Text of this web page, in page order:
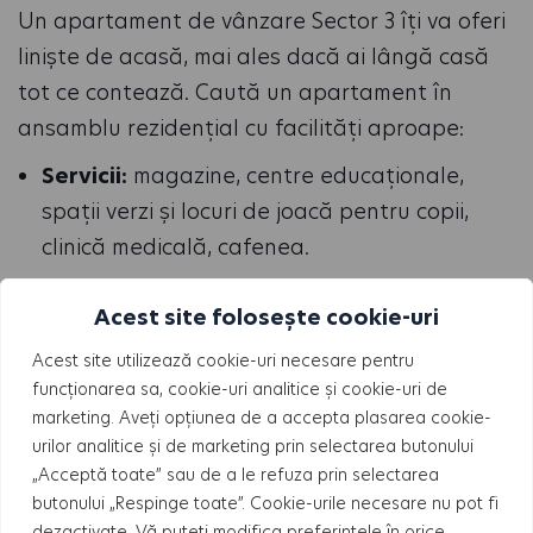
Acest site folosește cookie-uri
Acest site utilizează cookie-uri necesare pentru
funcționarea sa, cookie-uri analitice și cookie-uri de
marketing. Aveți opțiunea de a accepta plasarea cookie-
urilor analitice și de marketing prin selectarea butonului
„Acceptă toate” sau de a le refuza prin selectarea
butonului „Respinge toate”. Cookie-urile necesare nu pot fi
Un apartament de vânzare Sector 3 îți va oferi
liniște de acasă, mai ales dacă ai lângă casă
tot ce contează. Caută un apartament în
ansamblu rezidențial cu facilități aproape:
Servicii: magazine, centre educaționale,
spații verzi și locuri de joacă pentru copii,
clinică medicală, cafenea.
pază
Bugetul, avansul și modalități de achitare
Stabilește-ți realist bugetul și analizează
toate opțiunile de finanțare. Când vine vorba
deachiziția unui apartament de vanzare